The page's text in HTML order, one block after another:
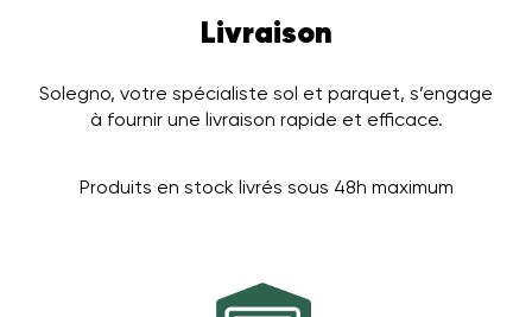
Livraison
Solegno, votre spécialiste sol et parquet, s’engage
à fournir une livraison rapide et efficace.
Produits en stock livrés sous 48h maximum